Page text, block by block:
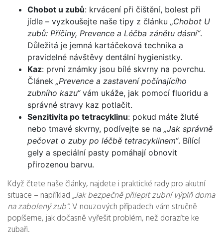
Chobot u zubů: krvácení při čištění, bolest při
jídle – vyzkoušejte naše tipy z článku „Chobot U
zubů: Příčiny, Prevence a Léčba zánětu dásní“.
Důležitá je jemná kartáčeková technika a
pravidelné návštěvy dentální hygienistky.
Kaz: první známky jsou bílé skvrny na povrchu.
Článek „Prevence a zastavení počínajícího
zubního kazu“vám ukáže, jak pomocí fluoridu a
správné stravy kaz potlačit.
Senzitivita po tetracyklinu: pokud máte žluté
nebo tmavé skvrny, podívejte se na „Jak správně
pečovat o zuby po léčbě tetracyklinem“. Bílící
gely a speciální pasty pomáhají obnovit
přirozenou barvu.
Když čtete naše články, najdete i praktické rady pro akutní
situace – například„Jak bezpečně přilepit zubní výplň doma
na zabolený zub“. V nouzových případech vám stručně
popíšeme, jak dočasně vyřešit problém, než dorazíte ke
zubaři.